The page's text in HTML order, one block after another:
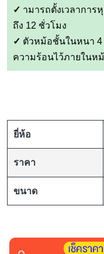
✓ ามารถตั้งเวลากา
ถึง 12 ชั่วโมง
✓ ตัวหม้อชั้นในหนา 4
ความร้อนไว้ภายในห
ยี่ห้อ
ราคา
ขนาด